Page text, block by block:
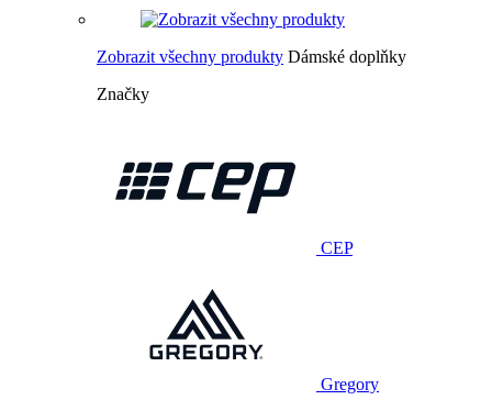
Zobrazit všechny produkty Dámské doplňky
Značky
CEP
Gregory